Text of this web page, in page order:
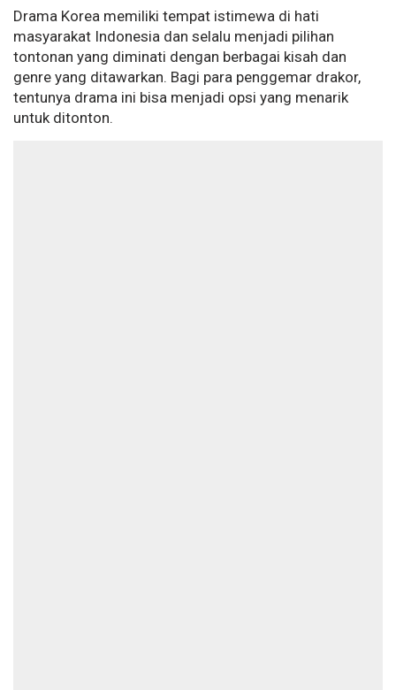
Drama Korea memiliki tempat istimewa di hati
masyarakat Indonesia dan selalu menjadi pilihan
tontonan yang diminati dengan berbagai kisah dan
genre yang ditawarkan. Bagi para penggemar drakor,
tentunya drama ini bisa menjadi opsi yang menarik
untuk ditonton.